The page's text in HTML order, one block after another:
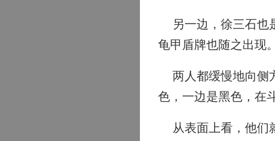
另一边，徐三石也
龟甲盾牌也随之出现。
两人都缓慢地向侧
色，一边是黑色，在
从表面上看，他们